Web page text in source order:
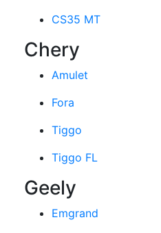
CS35 MT
Chery
Amulet
Fora
Tiggo
Tiggo FL
Geely
Emgrand